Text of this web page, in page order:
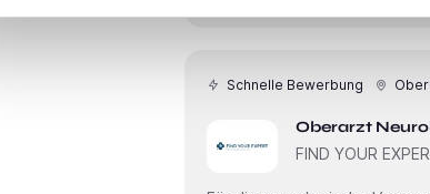
Schnelle Bewerbung
Oberarzt
FIND YOUR